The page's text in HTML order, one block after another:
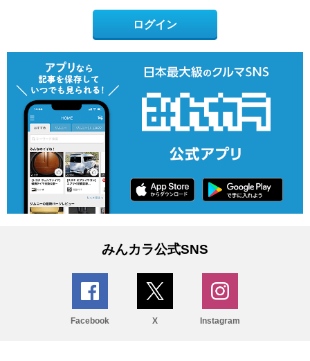
ログイン
みんカラ公式SNS
Facebook X Instagram